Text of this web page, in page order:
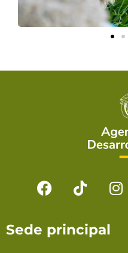
F
e
T
t
I
Sede principal